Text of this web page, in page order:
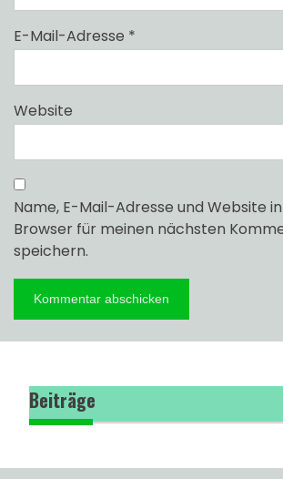
E-Mail-Adresse *
Website
Name, E-Mail-Adresse und Website
Browser für meinen nächsten
speichern.
Beiträge